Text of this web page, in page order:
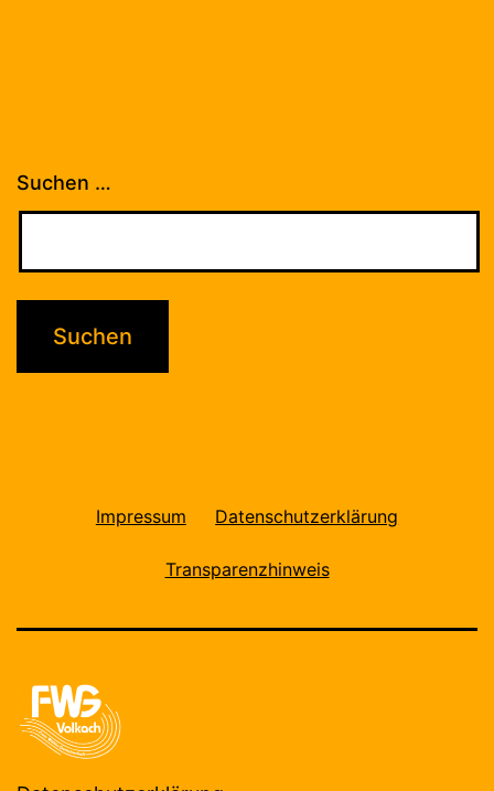
Suchen …
Impressum Datenschutzerklärung
Transparenzhinweis